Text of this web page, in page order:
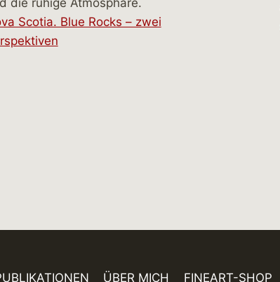
Scotia. Blue Rocks – zwei
ÜBER MICH FINEART-SHOP